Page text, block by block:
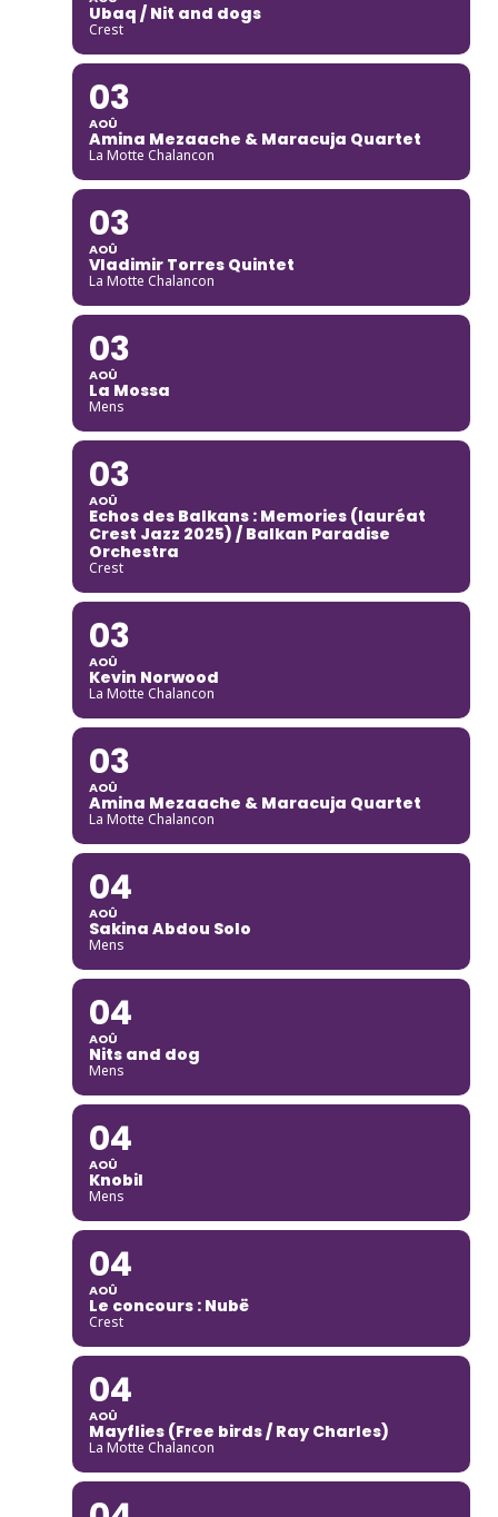
Ubaq / Nit and dogs
Crest
03
AOÛ
Amina Mezaache & Maracuja Quartet
La Motte Chalancon
03
AOÛ
Vladimir Torres Quintet
La Motte Chalancon
03
AOÛ
La Mossa
Mens
03
AOÛ
Echos des Balkans : Memories (lauréat
Crest Jazz 2025) / Balkan Paradise
Orchestra
Crest
03
AOÛ
Kevin Norwood
La Motte Chalancon
03
AOÛ
Amina Mezaache & Maracuja Quartet
La Motte Chalancon
04
AOÛ
Sakina Abdou Solo
Mens
04
AOÛ
Nits and dog
Mens
04
AOÛ
Knobil
Mens
04
AOÛ
Le concours : Nubë
Crest
04
AOÛ
Mayflies (Free birds / Ray Charles)
La Motte Chalancon